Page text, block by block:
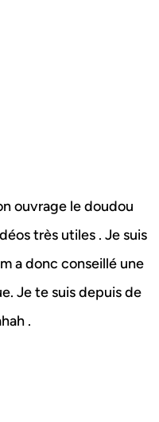
ouvrage le doudou
très utiles . Je suis
a donc conseillé une
Je te suis depuis de
.